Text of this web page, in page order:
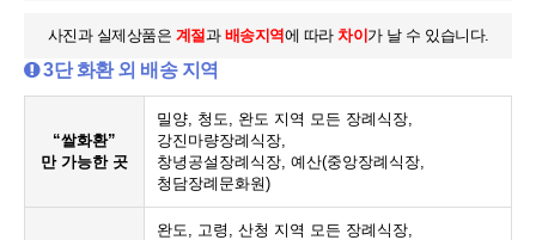
사진과 실제상품은 계절과 배송지역에 따라 차이 가 날 수 있습니다.
3단 화환 외 배송 지역
“쌀화환”
만 가능한 곳
밀양, 청도, 완도 지역 모든 장례식장,
강진마량장례식장,
창녕공설장례식장, 예산(중앙장례식장,
청담장례문화원)
완도, 고령, 산청 지역 모든 장례식장,